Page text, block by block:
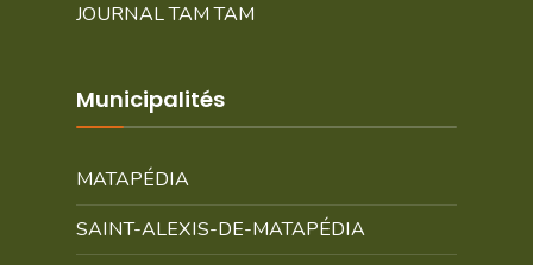
JOURNAL TAM TAM
Municipalités
MATAPÉDIA
SAINT-ALEXIS-DE-MATAPÉDIA